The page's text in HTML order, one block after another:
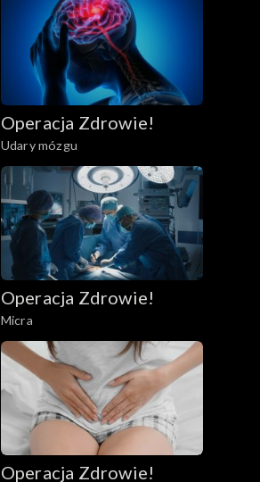
Operacja Zdrowie!
Udary mózgu
Operacja Zdrowie!
Micra
Operacja Zdrowie!